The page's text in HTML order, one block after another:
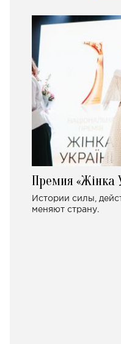
Премия «Жінка
Истории силы,
меняют страну.